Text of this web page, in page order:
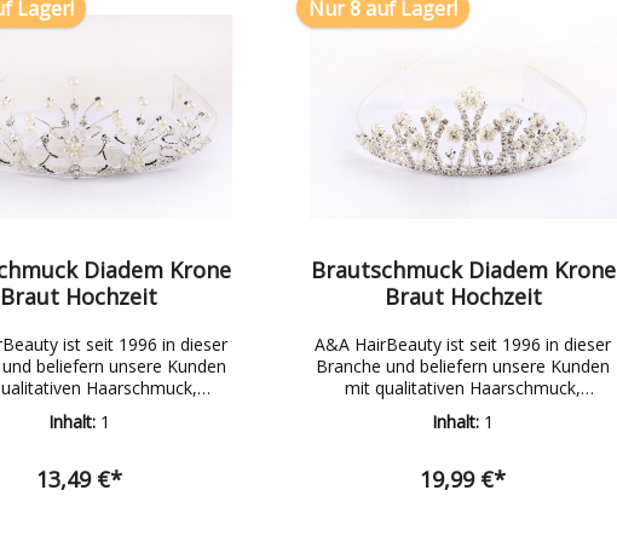
& Knotenringe Nackenwedel
Lager!
Diadem Krone
Braut Hochzeit
ist seit 1996 in dieser
beliefern unsere Kunden
Haarschmuck,
Brautschmuck, Pflege-
Produkten.Wir haben
ständig wächst. Hierzu ein
aus den jeweiligen
Inhalt: 1
13,49 €*
Nur 8 auf Lager!
Brautschmuck Diadem Krone
Braut Hochzeit
A&A HairBeauty ist seit 1996 in dieser
Branche und beliefern unsere Kunden
mit qualitativen Haarschmuck,
Modeschmuck, Brautschmuck, Pflege-
und Friseurbedarf Produkten.Wir haben
welches ständig wächst. Hierzu ein
paar Beispiele aus den jeweiligen
Inhalt: 1
19,99 €*